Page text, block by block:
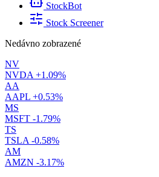
StockBot
Stock Screener
Nedávno zobrazené
NV
NVDA +1.09%
AA
AAPL +0.53%
MS
MSFT -1.79%
TS
TSLA -0.58%
AM
AMZN -3.17%